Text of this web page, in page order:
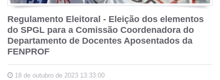
Regulamento Eleitoral - Eleição dos elementos
do SPGL para a Comissão Coordenadora do
Departamento de Docentes Aposentados da
FENPROF
18 de outubro de 2023 13:33:00